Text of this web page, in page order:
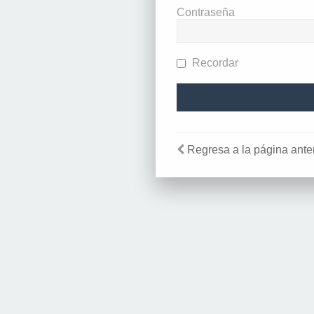
Contraseña
Recordar
Regresa a la página